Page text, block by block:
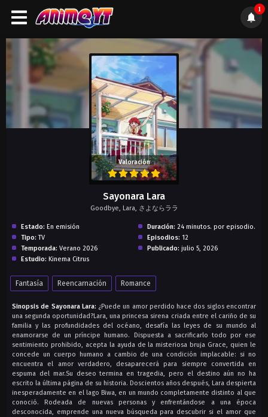
1
Valoración
Sayonara Lara
Goodbye, Lara, さよならララ
Estado: En emisión
Tipo: TV
Temporada: Verano 2026
Estudio: Kinema Citrus
Duración: 24 minutos. por episodio.
Episodios: 12
Publicado: julio 5, 2026
Fantasía Reencarnación Romance
Sinopsis de Sayonara Lara: ¿Puede un amor perdido hace dos siglos encontrar
una segunda oportunidad?Lara, una princesa sirena criada entre el cariño de su
familia y las profundidades del océano, desafía las leyes de su mundo al
enamorarse de un príncipe humano. Dispuesta a sacrificarlo todo por ese
sentimiento prohibido, acepta la ayuda de la misteriosa bruja Grace, quien le
concede un cuerpo humano a cambio de una condición implacable: si no
encuentra el amor verdadero, desaparecerá para siempre convertida en
espuma del mar.Su deseo termina en tragedia, pero el destino aún no ha
escrito la última página de su historia. Doscientos años después, Lara despierta
inesperadamente en el lago Biwa, en un mundo completamente distinto al que
conoció. Rodeada de nuevas personas y enfrentándose a una época
desconocida, emprende una nueva búsqueda para descubrir si el amor que